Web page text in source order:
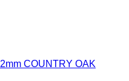
COUNTRY OAK